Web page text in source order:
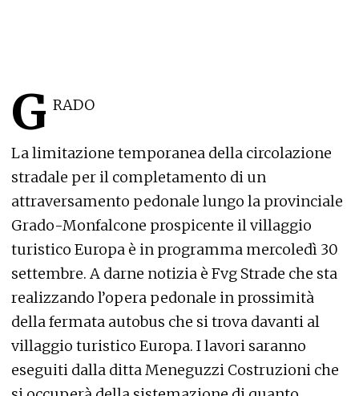
G RADO
La limitazione temporanea della circolazione
stradale per il completamento di un
attraversamento pedonale lungo la provinciale
Grado-Monfalcone prospicente il villaggio
turistico Europa è in programma mercoledì 30
settembre. A darne notizia è Fvg Strade che sta
realizzando l’opera pedonale in prossimità
della fermata autobus che si trova davanti al
villaggio turistico Europa. I lavori saranno
eseguiti dalla ditta Meneguzzi Costruzioni che